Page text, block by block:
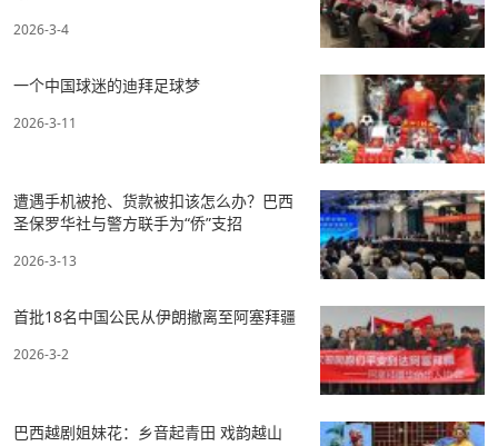
2026-3-4
一个中国球迷的迪拜足球梦
2026-3-11
遭遇手机被抢、货款被扣该怎么办？巴西
圣保罗华社与警方联手为“侨”支招
2026-3-13
首批18名中国公民从伊朗撤离至阿塞拜疆
2026-3-2
巴西越剧姐妹花：乡音起青田 戏韵越山